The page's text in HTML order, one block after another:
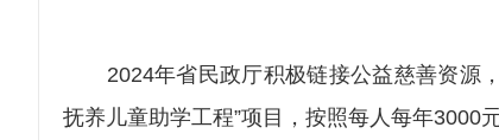
2024年省民政厅积极链接公益慈善资源，
抚养儿童助学工程”项目，按照每人每年3000